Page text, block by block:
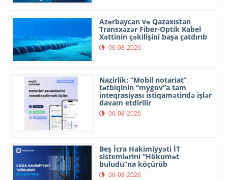
Azərbaycan və Qazaxıstan
Transxəzər Fiber-Optik Kabel
Xəttinin çəkilişini başa çatdırıb
06-08-2026
Nazirlik: “Mobil notariat”
tətbiqinin “mygov”a tam
inteqrasiyası istiqamətində işlər
davam etdirilir
06-08-2026
Beş İcra Hakimiyyəti İT
sistemlərini “Hökumət
buludu”na köçürüb
06-08-2026